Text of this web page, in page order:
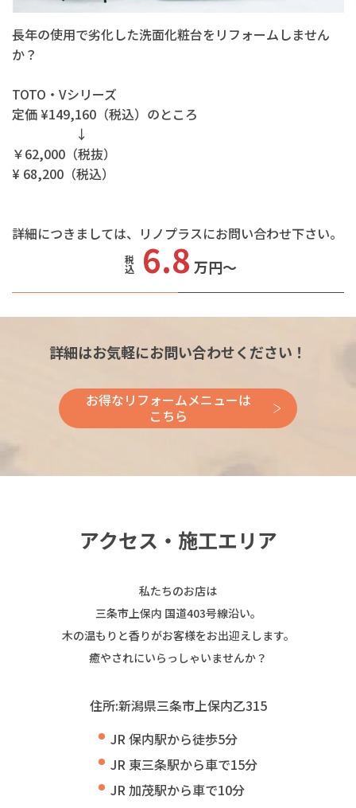
長年の使用で劣化した洗面化粧台をリフォームしません
か？
TOTO・Vシリーズ
定価 ¥149,160（税込）のところ
↓
￥62,000（税抜）
¥ 68,200（税込）
詳細につきましては、リノプラスにお問い合わせ下さい。
税込 6.8 万円～
詳細はお気軽にお問い合わせください！
お得なリフォームメニューは
こちら
アクセス・施工エリア
私たちのお店は
三条市上保内 国道403号線沿い。
木の温もりと香りがお客様をお出迎えします。
癒やされにいらっしゃいませんか？
住所:新潟県三条市上保内乙315
JR 保内駅から徒歩5分
JR 東三条駅から車で15分
JR 加茂駅から車で10分